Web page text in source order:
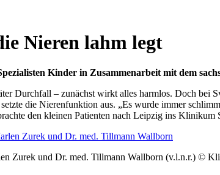
Nieren lahm legt
Kinder in Zusammenarbeit mit dem
Durchfall – zunächst wirkt alles harmlos. Doch bei
die Nierenfunktion aus. „Es wurde immer
den kleinen Patienten nach Leipzig ins
Zurek und Dr. med. Tillmann Wallborn (v.l.n.r.) ©